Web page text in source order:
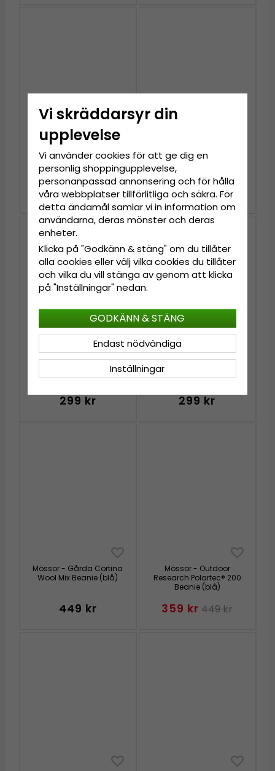
Mössor - Gårda Verbier
Striped Wool Mix Beanie
(grå/blå)
449 kr
Mössor - Gårda
Lenzerheide Merino Wool
Beanie (blå)
449 kr
Mössor - Gårda Füssen
299 kr
Mössor - Gårda Füssen
299 kr
Mössor - Gårda Cortina
Wool Mix Beanie (blå)
449 kr
Mössor - Outdoor
Research Polartec® 200
Beanie (blå)
359 kr 449 kr
Vi skräddarsyr din
upplevelse
Vi använder cookies för att ge dig en
personlig shoppingupplevelse,
personanpassad annonsering och för hålla
våra webbplatser tillförlitliga och säkra. För
detta ändamål samlar vi in information om
användarna, deras mönster och deras
enheter.
Klicka på "Godkänn & stäng" om du tillåter
alla cookies eller välj vilka cookies du tillåter
och vilka du vill stänga av genom att klicka
på "Inställningar" nedan.
Inställningar
Endast nödvändiga
GODKÄNN & STÄNG